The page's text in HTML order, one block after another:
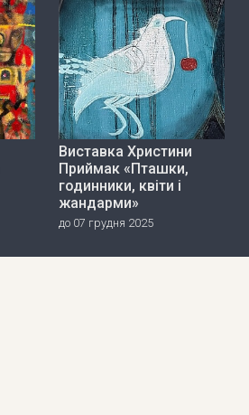
Виставка Христини
Приймак «Пташки,
годинники, квіти і
жандарми»
до 07 грудня 2025